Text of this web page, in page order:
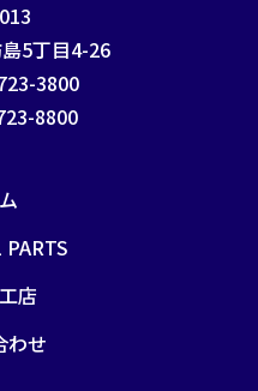
5丁目4-26
3800
8800
店
わせ